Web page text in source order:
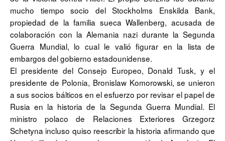
mucho tiempo socio del Stockholms Enskilda Bank,
propiedad de la familia sueca Wallenberg, acusada de
colaboración con la Alemania nazi durante la Segunda
Guerra Mundial, lo cual le valió figurar en la lista de
embargos del gobierno estadounidense.
El presidente del Consejo Europeo, Donald Tusk, y el
presidente de Polonia, Bronislaw Komorowski, se unieron
a sus socios bálticos en el esfuerzo por revisar el papel de
Rusia en la historia de la Segunda Guerra Mundial. El
ministro polaco de Relaciones Exteriores Grzegorz
Schetyna incluso quiso reescribir la historia afirmando que